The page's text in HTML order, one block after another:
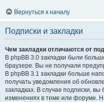
Вернуться к началу
Подписки и закладки
Чем закладки отличаются от
В phpBB 3.0 закладки были
браузере. Вы не получали
В phpBB 3.1 закладки больше
получать уведомления об
закладках. В случае подписки,
изменениях в теме или форуме.